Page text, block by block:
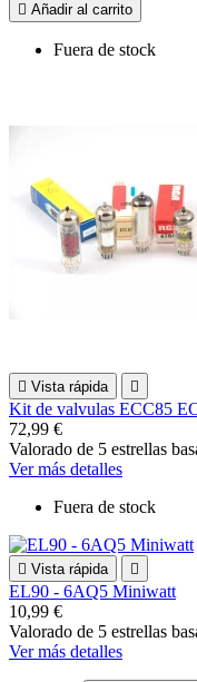
 Añadir al carrito
Fuera de stock
 Vista rápida 
Kit de valvulas ECC85
72,99 €
Valorado de 5 estrellas
Ver más detalles
Fuera de stock
 Vista rápida 
EL90 - 6AQ5 Miniwatt
10,99 €
Valorado de 5 estrellas
Ver más detalles